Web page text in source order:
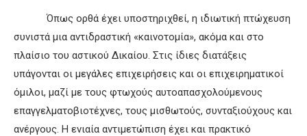
Όπως ορθά έχει υποστηριχθεί, η ιδιωτική πτώχευση
συνιστά μια αντιδραστική «καινοτομία», ακόμα και στο
πλαίσιο του αστικού Δικαίου. Στις ίδιες διατάξεις
υπάγονται οι μεγάλες επιχειρήσεις και οι επιχειρηματικοί
όμιλοι, μαζί με τους φτωχούς αυτοαπασχολούμενους
επαγγελματοβιοτέχνες, τους μισθωτούς, συνταξιούχους και
ανέργους. Η ενιαία αντιμετώπιση έχει και πρακτικό